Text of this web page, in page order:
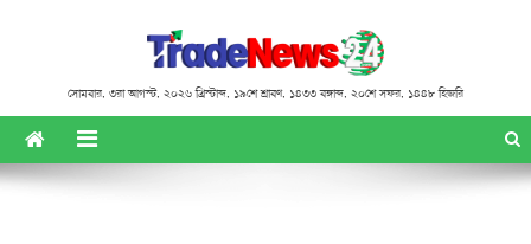
সোমবার, ৩রা আগস্ট, ২০২৬ খ্রিস্টাব্দ, ১৯শে শ্রাবণ, ১৪৩৩ বঙ্গাব্দ, ২০শে সফর, ১৪৪৮ হিজরি